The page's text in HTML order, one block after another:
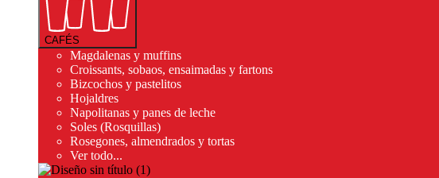
CAFÉS
Magdalenas y muffins
Croissants, sobaos, ensaimadas y fartons
Bizcochos y pastelitos
Hojaldres
Napolitanas y panes de leche
Soles (Rosquillas)
Rosegones, almendrados y tortas
Ver todo...